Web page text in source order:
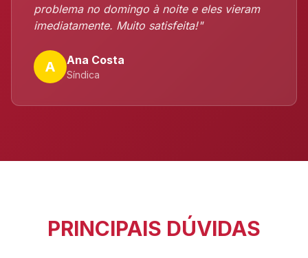
problema no domingo à noite e eles vieram
imediatamente. Muito satisfeita!"
A Ana Costa
Síndica
PRINCIPAIS DÚVIDAS